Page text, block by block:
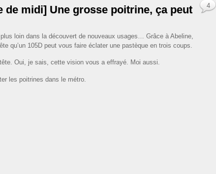
de midi] Une grosse poitrine, ça peut
plus loin dans la découvert de nouveaux usages… Grâce à Abeline,
qu’un 105D peut vous faire éclater une pastèque en trois coups.
Oui, je sais, cette vision vous a effrayé. Moi aussi.
les poitrines dans le métro.
4